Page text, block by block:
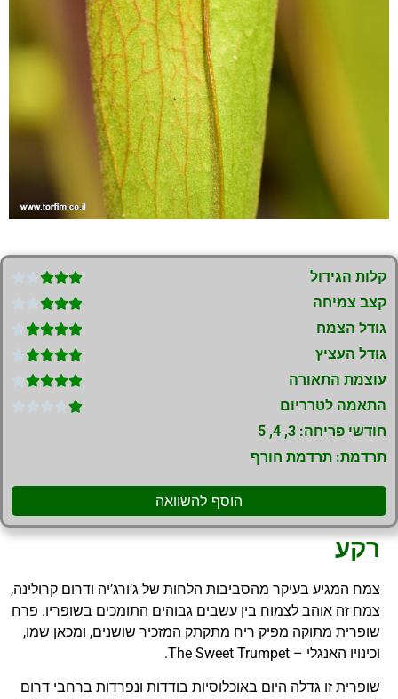
קלות הגידול 


קצב צמיחה 


גודל הצמח 



גודל העציץ 



עוצמת התאורה 



התאמה לטרריום 
חודשי פריחה: 3, 4, 5
תרדמת: תרדמת חורף
הוסף להשוואה
רקע
צמח המגיע בעיקר מהסביבות הלחות של ג’ורג’יה ודרום קרולינה,
צמח זה אוהב לצמוח בין עשבים גבוהים התומכים בשופריו. פרח
שופרית מתוקה מפיק ריח מתקתק המזכיר שושנים, ומכאן שמו,
וכינויו האנגלי – The Sweet Trumpet.
שופרית זו גדלה היום באוכלוסיות בודדות ונפרדות ברחבי דרום